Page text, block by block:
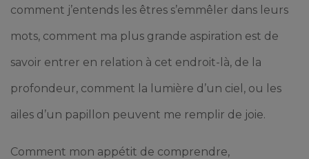
comment j’entends les êtres s’emmêler dans leurs
mots, comment ma plus grande aspiration est de
savoir entrer en relation à cet endroit-là, de la
profondeur, comment la lumière d’un ciel, ou les
ailes d’un papillon peuvent me remplir de joie.
Comment mon appétit de comprendre,